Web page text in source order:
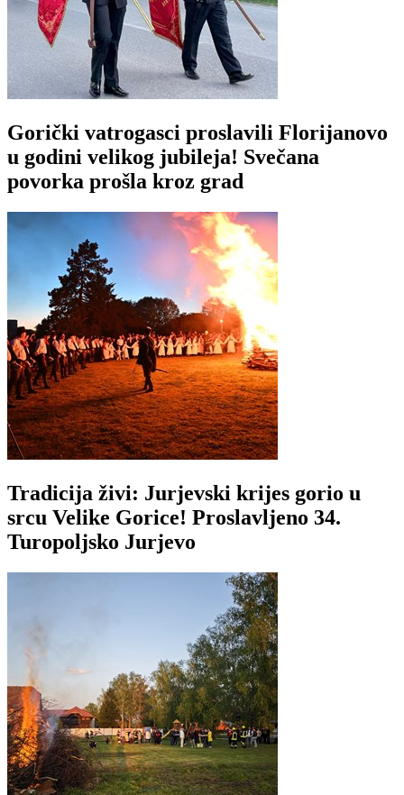
Gorički vatrogasci proslavili Florijanovo
u godini velikog jubileja! Svečana
povorka prošla kroz grad
Tradicija živi: Jurjevski krijes gorio u
srcu Velike Gorice! Proslavljeno 34.
Turopoljsko Jurjevo